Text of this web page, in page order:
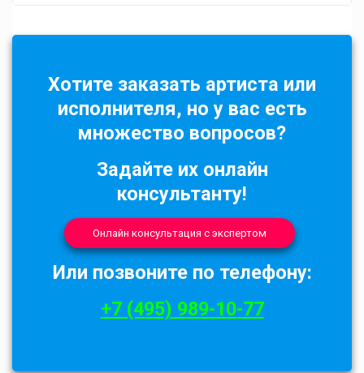
Хотите заказать артиста или
исполнителя, но у вас есть
множество вопросов?
Задайте их онлайн
консультанту!
Онлайн консультация с экспертом
Или позвоните по телефону:
+7 (495) 989-10-77